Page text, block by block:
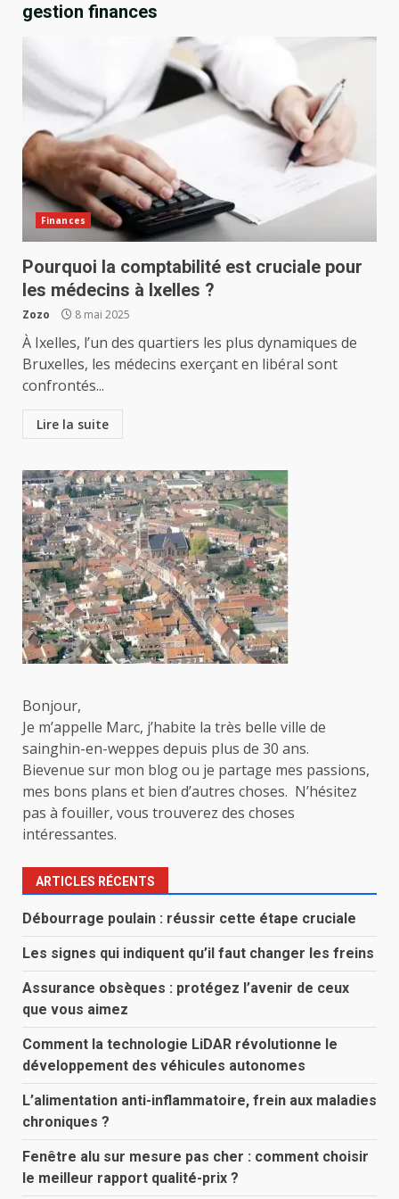
gestion finances
Finances
Pourquoi la comptabilité est cruciale pour
les médecins à Ixelles ?
Zozo 8 mai 2025
À Ixelles, l’un des quartiers les plus dynamiques de
Bruxelles, les médecins exerçant en libéral sont
confrontés...
Lire la suite
Bonjour,
Je m’appelle Marc, j’habite la très belle ville de
sainghin-en-weppes depuis plus de 30 ans.
Bievenue sur mon blog ou je partage mes passions,
mes bons plans et bien d’autres choses. N’hésitez
pas à fouiller, vous trouverez des choses
intéressantes.
ARTICLES RÉCENTS
Débourrage poulain : réussir cette étape cruciale
Les signes qui indiquent qu’il faut changer les freins
Assurance obsèques : protégez l’avenir de ceux
que vous aimez
Comment la technologie LiDAR révolutionne le
développement des véhicules autonomes
L’alimentation anti-inflammatoire, frein aux maladies
chroniques ?
Fenêtre alu sur mesure pas cher : comment choisir
le meilleur rapport qualité-prix ?